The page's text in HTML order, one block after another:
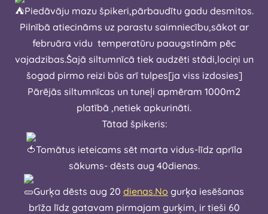
Piedāvāju mazu špikeri,pārbaudītu gadu desmitos.
Pilnībā atiecināms uz parastu saimniecību,sākot ar
februāra vidu temperatūru paaugstinām pēc
vajadzibas.Šajā siltumnīcā tiek audzēti stādi,lociņi un
šogad pirmo reizi būs arī tulpes[ja viss izdosies]
Pārējās siltumnīcas un tuneļi apmēram 1000m2
platībā ,netiek apkurināti.
Tātad špikeris:
Tomātus ieteicams sēt marta vidus-līdz aprīla
sākums- dēsts aug 40dienas.
Gurķa dēsts aug 20 dienas.No gurķa iesēšanas
brīža līdz gatavam pirmajam gurķim, ir tieši 60